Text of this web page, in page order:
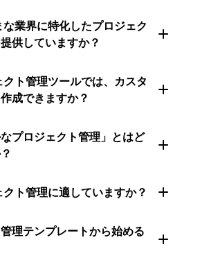
業界に特化したプロジェク
供していますか？
ト管理ツールでは、カスタ
成できますか？
なプロジェクト管理」とはど
ト管理に適していますか？
理テンプレートから始める